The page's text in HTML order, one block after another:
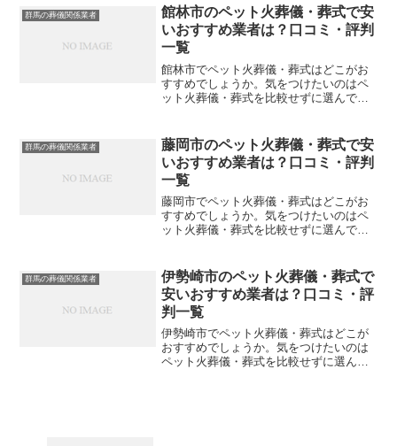
や評判を一覧表にしていますので参考に
してください。※直接関係...
群馬の葬儀関係業者
館林市のペット火葬儀・葬式で安
いおすすめ業者は？口コミ・評判
一覧
館林市でペット火葬儀・葬式はどこがお
すすめでしょうか。気をつけたいのはペ
ット火葬儀・葬式を比較せずに選んでし
や評判を一覧表にしていますので参考に
してください。※直接関係...
群馬の葬儀関係業者
藤岡市のペット火葬儀・葬式で安
いおすすめ業者は？口コミ・評判
一覧
藤岡市でペット火葬儀・葬式はどこがお
すすめでしょうか。気をつけたいのはペ
ット火葬儀・葬式を比較せずに選んでし
や評判を一覧表にしていますので参考に
してください。※直接関係...
群馬の葬儀関係業者
伊勢崎市のペット火葬儀・葬式で
安いおすすめ業者は？口コミ・評
判一覧
伊勢崎市でペット火葬儀・葬式はどこが
おすすめでしょうか。気をつけたいのは
ペット火葬儀・葬式を比較せずに選んで